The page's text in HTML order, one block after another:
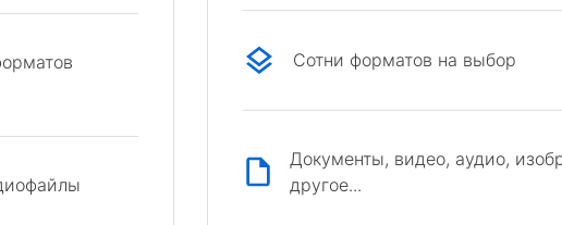
Сотни форматов на выбор
Документы, видео, аудио,
другое...